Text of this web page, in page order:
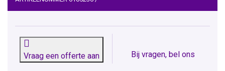
Vraag een offerte aan Bij vragen, bel ons